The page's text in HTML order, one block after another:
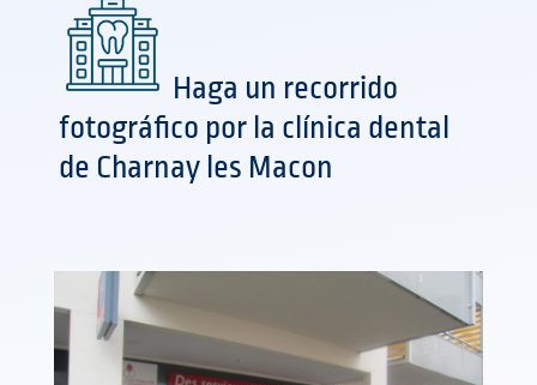
Haga un recorrido
fotográfico por la clínica dental
de Charnay les Macon